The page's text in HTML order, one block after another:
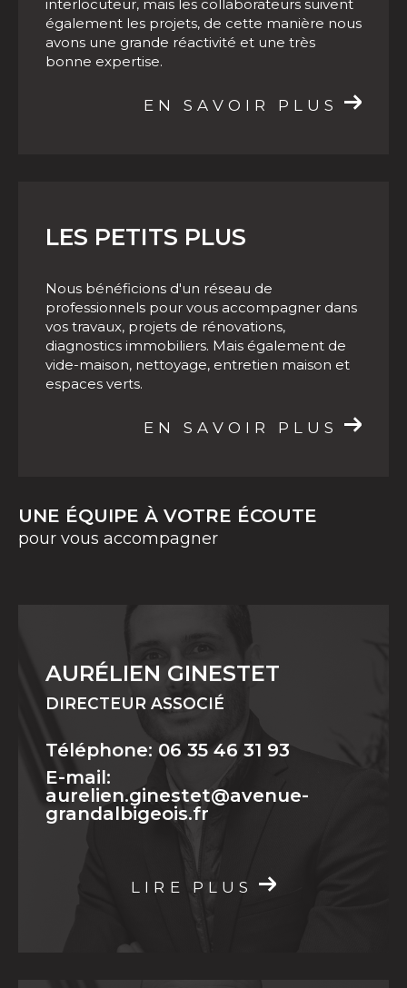
Besoin d'un accompagnement pour vos
programmes neufs à Albi?Contacteznotre
agence immobilière !
interlocuteur, mais les collaborateurs suivent
également les projets, de cette manière nous
avons une grande réactivité et une très
bonne expertise.
EN SAVOIR PLUS
LES PETITS PLUS
Nous bénéficions d'un réseau de
professionnels pour vous accompagner dans
vos travaux, projets de rénovations,
diagnostics immobiliers. Mais également de
vide-maison, nettoyage, entretien maison et
espaces verts.
EN SAVOIR PLUS
UNE ÉQUIPE À VOTRE ÉCOUTE
pour vous accompagner
AURÉLIEN GINESTET
DIRECTEUR ASSOCIÉ
Téléphone: 06 35 46 31 93
E-mail:
aurelien.ginestet@avenue-
grandalbigeois.fr
LIRE PLUS